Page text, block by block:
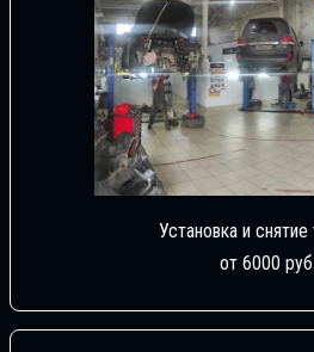
Установка и
от 6000 руб.